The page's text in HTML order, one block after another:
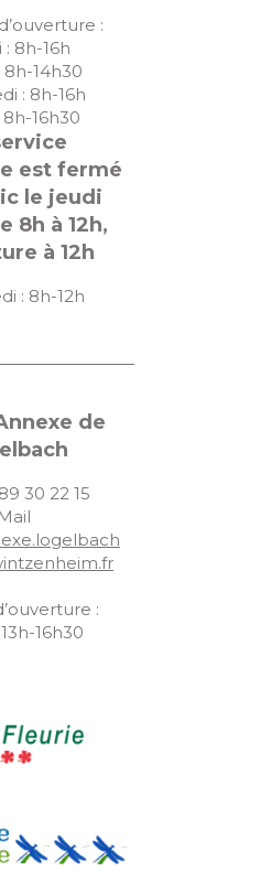
:
: 8h-16h
8h-14h30
: 8h-16h
16h30
est fermé
le jeudi
8h à 12h,
à 12h
: 8h-12h
de
30 22 15
Mail
:
16h30